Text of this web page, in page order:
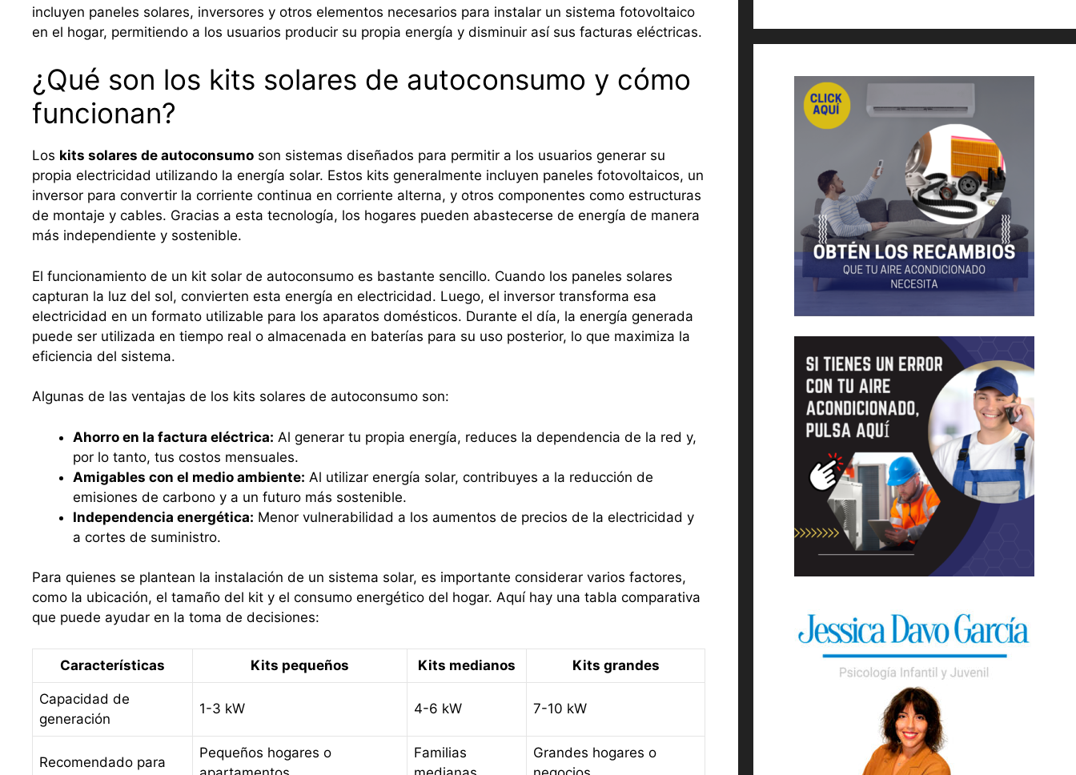
incluyen paneles solares, inversores y otros elementos necesarios para instalar un sistema fotovoltaico
en el hogar, permitiendo a los usuarios producir su propia energía y disminuir así sus facturas eléctricas.
¿Qué son los kits solares de autoconsumo y cómo
funcionan?
Los kits solares de autoconsumo son sistemas diseñados para permitir a los usuarios generar su
propia electricidad utilizando la energía solar. Estos kits generalmente incluyen paneles fotovoltaicos, un
inversor para convertir la corriente continua en corriente alterna, y otros componentes como estructuras
de montaje y cables. Gracias a esta tecnología, los hogares pueden abastecerse de energía de manera
más independiente y sostenible.
El funcionamiento de un kit solar de autoconsumo es bastante sencillo. Cuando los paneles solares
capturan la luz del sol, convierten esta energía en electricidad. Luego, el inversor transforma esa
electricidad en un formato utilizable para los aparatos domésticos. Durante el día, la energía generada
puede ser utilizada en tiempo real o almacenada en baterías para su uso posterior, lo que maximiza la
eficiencia del sistema.
Algunas de las ventajas de los kits solares de autoconsumo son:
Ahorro en la factura eléctrica: Al generar tu propia energía, reduces la dependencia de la red y,
por lo tanto, tus costos mensuales.
Amigables con el medio ambiente: Al utilizar energía solar, contribuyes a la reducción de
emisiones de carbono y a un futuro más sostenible.
Independencia energética: Menor vulnerabilidad a los aumentos de precios de la electricidad y
a cortes de suministro.
Para quienes se plantean la instalación de un sistema solar, es importante considerar varios factores,
como la ubicación, el tamaño del kit y el consumo energético del hogar. Aquí hay una tabla comparativa
que puede ayudar en la toma de decisiones:
Características Kits pequeños Kits medianos Kits grandes
Capacidad de
generación
1-3 kW 4-6 kW 7-10 kW
Recomendado para
Pequeños hogares o
Familias
Grandes hogares o